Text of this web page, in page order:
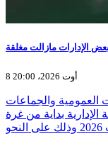
8 أوت 2026، 20:00
العمومية والجماعات
بداية من غرة